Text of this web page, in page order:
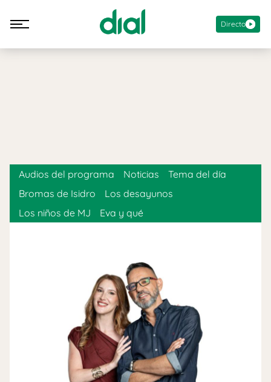
Directo
Audios del programa Noticias
Tema del día
Bromas de Isidro
Los desayunos
Los niños de MJ
Eva y qué